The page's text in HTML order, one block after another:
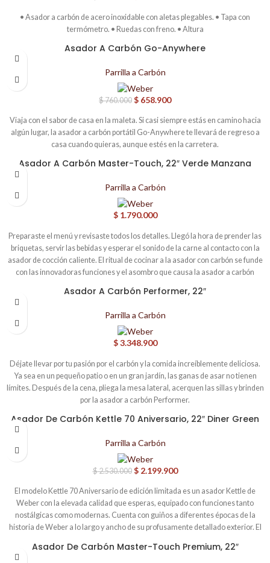
• Asador a carbón de acero inoxidable con aletas plegables. • Tapa con
termómetro. • Ruedas con freno. • Altura
Asador A Carbón Go-Anywhere
Parrilla a Carbón
$760.000 $ 658.900
Viaja con el sabor de casa en la maleta. Si casi siempre estás en camino hacia
algún lugar, la asador a carbón portátil Go-Anywhere te llevará de regreso a
casa cuando quieras, aunque estés en la carretera.
Asador A Carbón Master-Touch, 22″ Verde Manzana
Parrilla a Carbón
$1.790.000
Preparaste el menú y revisaste todos los detalles. Llegó la hora de prender las
briquetas, servir las bebidas y esperar el sonido de la carne al contacto con la
asador de cocción caliente. El ritual de cocinar a la asador con carbón se funde
con las innovadoras funciones y el asombro que causa la asador a carbón
Asador A Carbón Performer, 22″
Parrilla a Carbón
$3.348.900
Déjate llevar por tu pasión por el carbón y la comida increíblemente deliciosa.
Ya sea en un pequeño patio o en un gran jardín, las ganas de asar no tienen
límites. Después de la cena, pliega la mesa lateral, acerquen las sillas y brinden
por la asador a carbón Performer.
Asador De Carbón Kettle 70 Aniversario, 22″ Diner Green
Parrilla a Carbón
$2.530.000 $2.199.900
El modelo Kettle 70 Aniversario de edición limitada es un asador Kettle de
Weber con la elevada calidad que esperas, equipado con funciones tanto
nostálgicas como modernas. Cuenta con guiños a diferentes épocas de la
historia de Weber a lo largo y ancho de su profusamente detallado exterior. El
de la década de 1950, cuando surgió el asador Kettle. Incluye también otras
Asador De Carbón Master-Touch Premium, 22″